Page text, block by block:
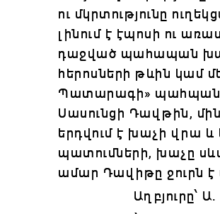
ու մկրտությունը
լինում է էպոսի ու
դաջված պահապան
հերոսների թևին կամ
Պատարագի»
Սասունցի Դավթին,
երդվում է խաչի վրա և
պատումների, խաչը
ամար Դավիթը ջուրն է
Աղբյուրը՝